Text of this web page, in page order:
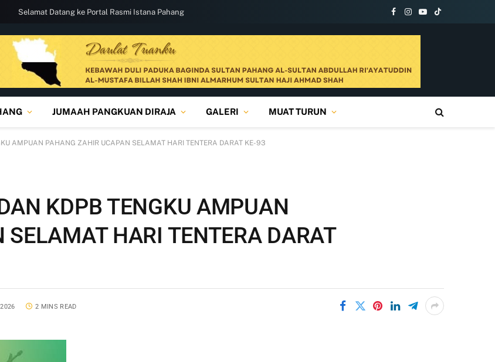
Selamat Datang ke Portal Rasmi Istana Pahang
Facebook
Instagram
YouTube
TikTok
JUMAAH PANGKUAN DIRAJA GALERI MUAT TURUN
AMPUAN PAHANG ZAHIR UCAPAN SELAMAT HARI TENTERA DARAT KE-93
KDPB TENGKU AMPUAN
HARI TENTERA DARAT
2 MINS READ